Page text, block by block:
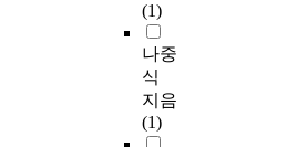
(1)
나중
식
지음
(1)